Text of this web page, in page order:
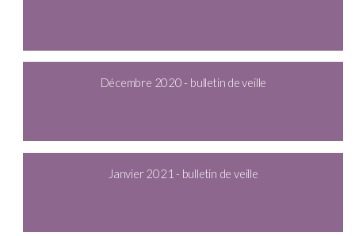
Décembre 2020 - bulletin de veille
Janvier 2021 - bulletin de veille